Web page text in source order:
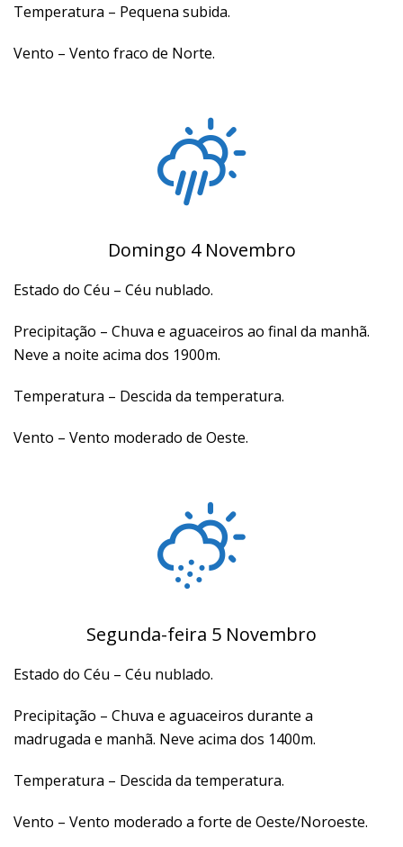
Temperatura – Pequena subida.
Vento – Vento fraco de Norte.
Domingo 4 Novembro
Estado do Céu – Céu nublado.
Precipitação – Chuva e aguaceiros ao final da manhã.
Neve a noite acima dos 1900m.
Temperatura – Descida da temperatura.
Vento – Vento moderado de Oeste.
Segunda-feira 5 Novembro
Estado do Céu – Céu nublado.
Precipitação – Chuva e aguaceiros durante a
madrugada e manhã. Neve acima dos 1400m.
Temperatura – Descida da temperatura.
Vento – Vento moderado a forte de Oeste/Noroeste.